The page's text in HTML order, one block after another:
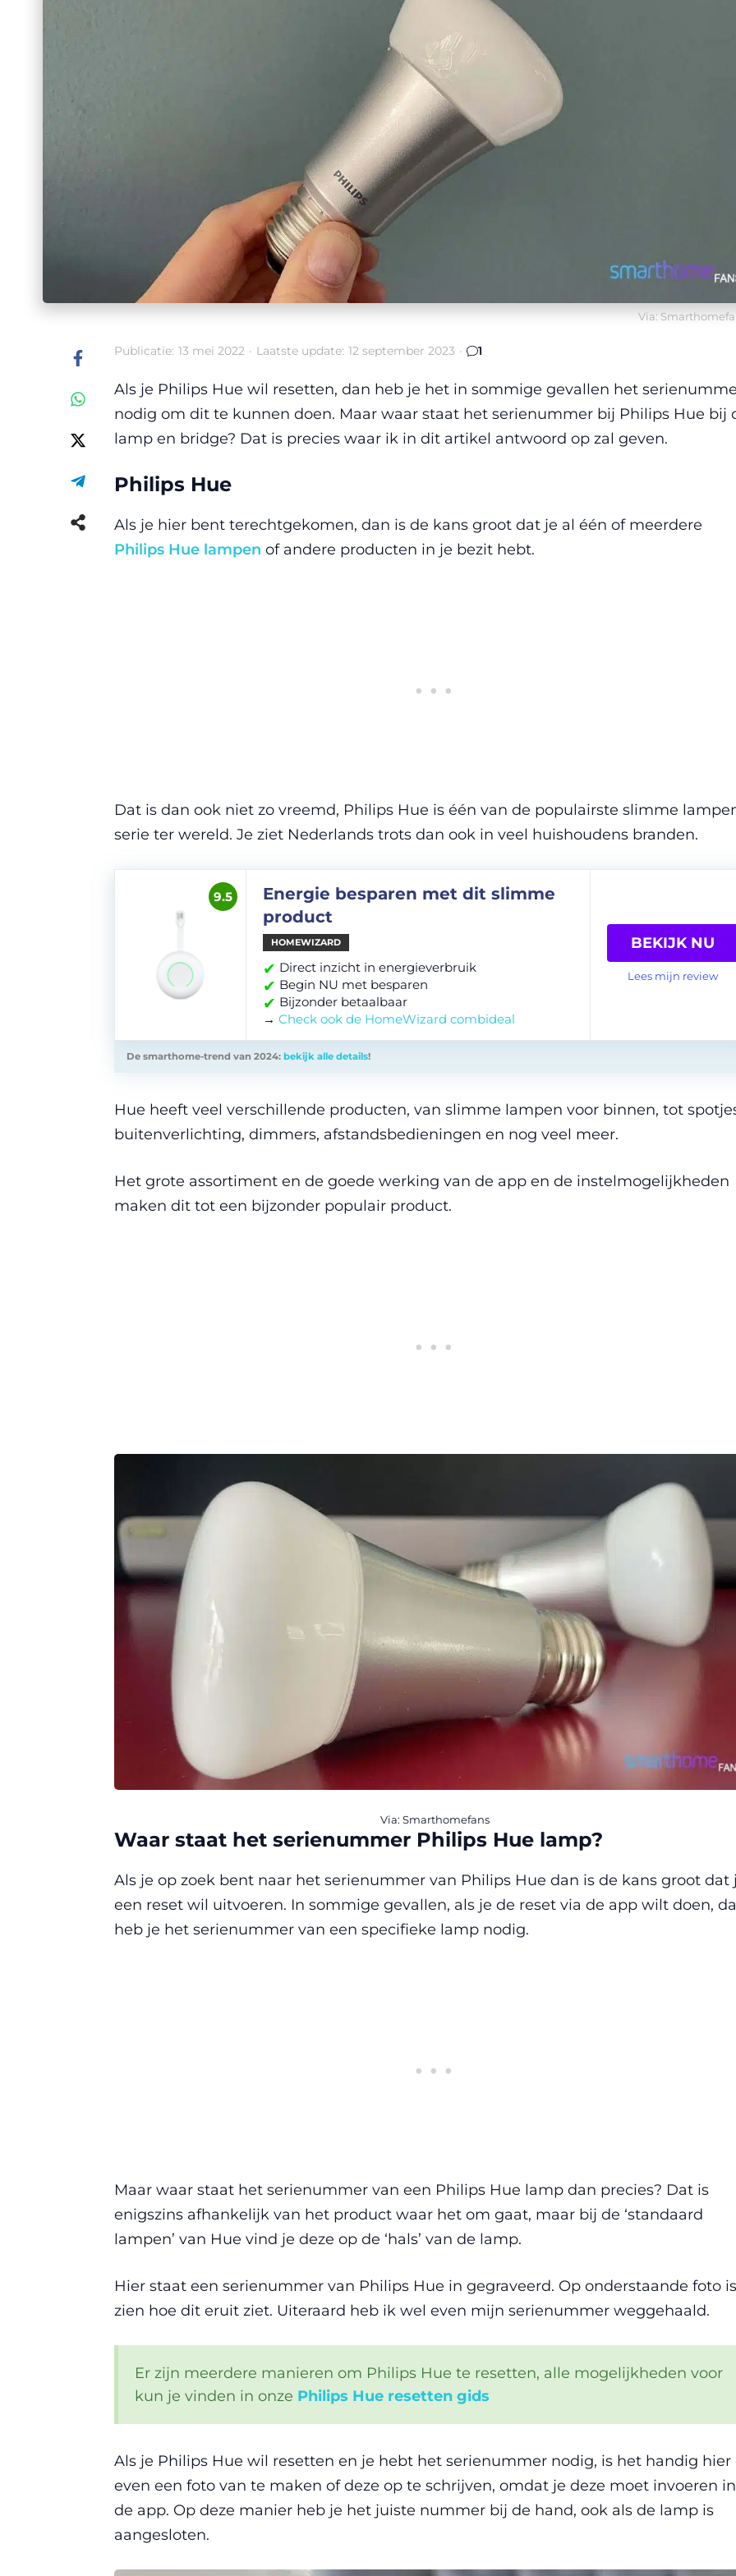
Via:
Publicatie: 13 mei 2022 · Laatste update: 12 september 2023 · 1
Als je Philips Hue wil resetten, dan heb je het in sommige gevallen het
nodig om dit te kunnen doen. Maar waar staat het serienummer bij Philips Hue bij
lamp en bridge? Dat is precies waar ik in dit artikel antwoord op zal geven.
Philips Hue
Als je hier bent terechtgekomen, dan is de kans groot dat je al één of meerdere
Philips Hue lampen of andere producten in je bezit hebt.
Dat is dan ook niet zo vreemd, Philips Hue is één van de populairste slimme
serie ter wereld. Je ziet Nederlands trots dan ook in veel huishoudens branden.
9.5
Energie besparen met dit slimme
product
HOMEWIZARD
✔ Direct inzicht in energieverbruik
✔ Begin NU met besparen
✔ Bijzonder betaalbaar
→ Check ook de HomeWizard combideal
BEKIJK NU
Lees mijn review
De smarthome-trend van 2024: bekijk alle details!
Hue heeft veel verschillende producten, van slimme lampen voor binnen, tot
buitenverlichting, dimmers, afstandsbedieningen en nog veel meer.
Het grote assortiment en de goede werking van de app en de instelmogelijkheden
maken dit tot een bijzonder populair product.
Via: Smarthomefans
Waar staat het serienummer Philips Hue lamp?
Als je op zoek bent naar het serienummer van Philips Hue dan is de kans groot dat
een reset wil uitvoeren. In sommige gevallen, als je de reset via de app wilt doen,
heb je het serienummer van een specifieke lamp nodig.
Maar waar staat het serienummer van een Philips Hue lamp dan precies? Dat is
enigszins afhankelijk van het product waar het om gaat, maar bij de ‘standaard
lampen’ van Hue vind je deze op de ‘hals’ van de lamp.
Hier staat een serienummer van Philips Hue in gegraveerd. Op onderstaande foto
zien hoe dit eruit ziet. Uiteraard heb ik wel even mijn serienummer weggehaald.
Er zijn meerdere manieren om Philips Hue te resetten, alle mogelijkheden voor
kun je vinden in onze Philips Hue resetten gids
Als je Philips Hue wil resetten en je hebt het serienummer nodig, is het handig hier
even een foto van te maken of deze op te schrijven, omdat je deze moet invoeren in
de app. Op deze manier heb je het juiste nummer bij de hand, ook als de lamp is
aangesloten.